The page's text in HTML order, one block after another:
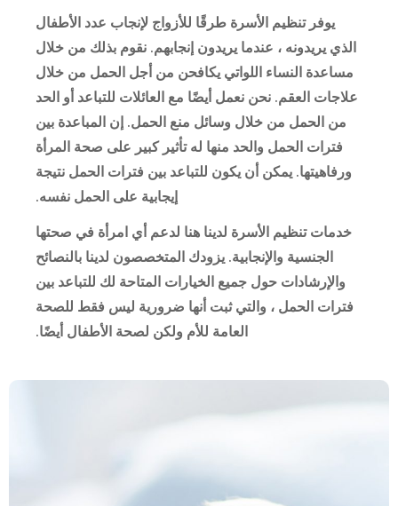
يوفر تنظيم الأسرة طرقًا للأزواج لإنجاب عدد الأطفال
الذي يريدونه ، عندما يريدون إنجابهم. نقوم بذلك من خلال
مساعدة النساء اللواتي يكافحن من أجل الحمل من خلال
علاجات العقم. نحن نعمل أيضًا مع العائلات للتباعد أو الحد
من الحمل من خلال وسائل منع الحمل. إن المباعدة بين
فترات الحمل والحد منها له تأثير كبير على صحة المرأة
ورفاهيتها. يمكن أن يكون للتباعد بين فترات الحمل نتيجة
إيجابية على الحمل نفسه.
خدمات تنظيم الأسرة لدينا هنا لدعم أي امرأة في صحتها
الجنسية والإنجابية. يزودك المتخصصون لدينا بالنصائح
والإرشادات حول جميع الخيارات المتاحة لك للتباعد بين
فترات الحمل ، والتي ثبت أنها ضرورية ليس فقط للصحة
العامة للأم ولكن لصحة الأطفال أيضًا.